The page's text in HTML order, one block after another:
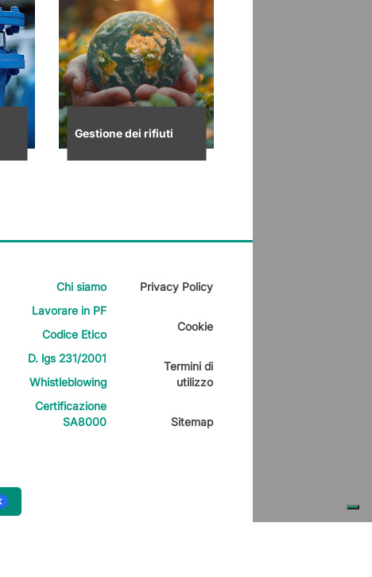
Gestione dei rifiuti
Chi siamo
Lavorare in PF
Codice Etico
D. lgs 231/2001
Whistleblowing
Certificazione
SA8000
Privacy Policy
Cookie
Termini di
utilizzo
Sitemap